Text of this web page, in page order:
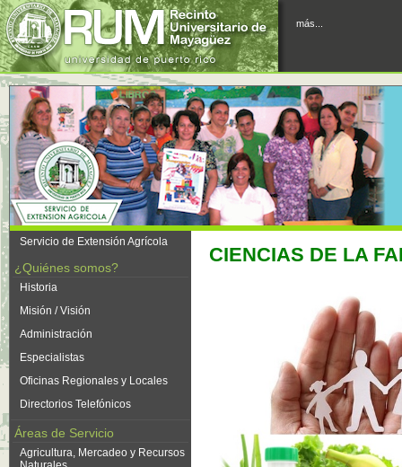
más...
Servicio de Extensión Agrícola
¿Quiénes somos?
Historia
Misión / Visión
Administración
Especialistas
Oficinas Regionales y Locales
Directorios Telefónicos
Áreas de Servicio
Agricultura, Mercadeo y Recursos
CIENCIAS DE LA